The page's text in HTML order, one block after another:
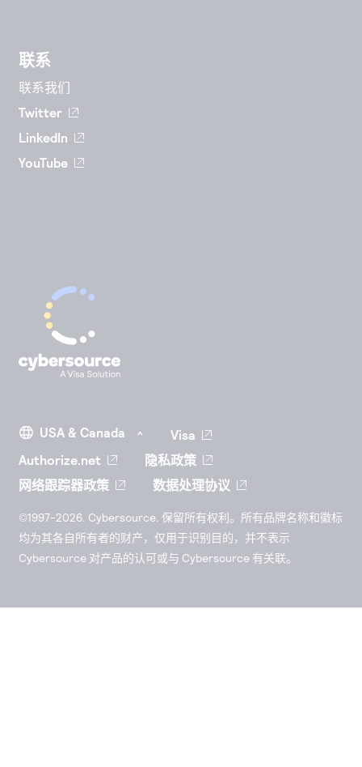
联系
联系我们
Twitter
LinkedIn
YouTube
Visa
Authorize.net
隐私政策
网络跟踪器政策
数据处理协议
©1997-2026. Cybersource. 保留所有权利。所有品牌名称和徽标
均为其各自所有者的财产，仅用于识别目的，并不表示
Cybersource 对产品的认可或与 Cybersource 有关联。